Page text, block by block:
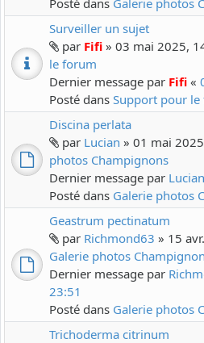
Posté dans Galerie photos
Surveiller un sujet
par Fifi » 03 mai 2025,
le forum
Dernier message par Fifi «
Posté dans Support pour le
Discina perlata
par Lucian » 01 mai
photos Champignons
Dernier message par Lucian
Posté dans Galerie photos
Geastrum pectinatum
par Richmond63 » 15
Galerie photos
Dernier message par
23:51
Posté dans Galerie photos
Trichoderma citrinum